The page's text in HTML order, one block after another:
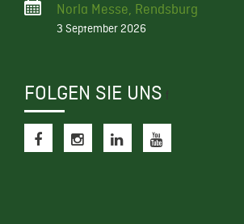
Norla Messe, Rendsburg
3 September 2026
FOLGEN SIE UNS f